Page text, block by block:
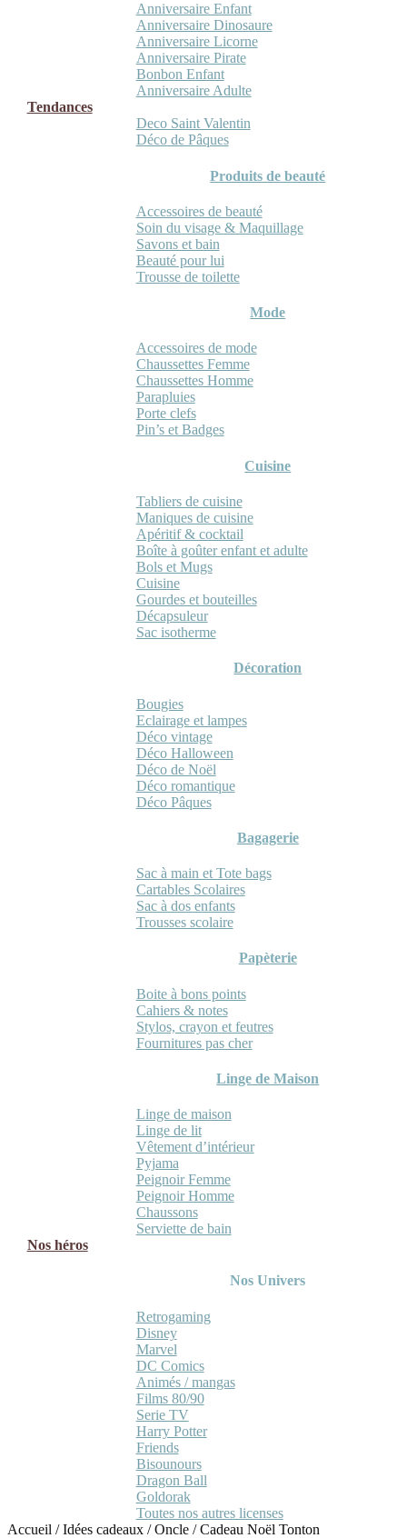
Anniversaire Enfant
Anniversaire Dinosaure
Anniversaire Licorne
Anniversaire Pirate
Bonbon Enfant
Anniversaire Adulte
Tendances
Deco Saint Valentin
Déco de Pâques
Produits de beauté
Accessoires de beauté
Soin du visage & Maquillage
Savons et bain
Beauté pour lui
Trousse de toilette
Mode
Accessoires de mode
Chaussettes Femme
Chaussettes Homme
Parapluies
Porte clefs
Pin’s et Badges
Cuisine
Tabliers de cuisine
Maniques de cuisine
Apéritif & cocktail
Boîte à goûter enfant et adulte
Bols et Mugs
Cuisine
Gourdes et bouteilles
Décapsuleur
Sac isotherme
Décoration
Bougies
Eclairage et lampes
Déco vintage
Déco Halloween
Déco de Noël
Déco romantique
Déco Pâques
Bagagerie
Sac à main et Tote bags
Cartables Scolaires
Sac à dos enfants
Trousses scolaire
Papèterie
Boite à bons points
Cahiers & notes
Stylos, crayon et feutres
Fournitures pas cher
Linge de Maison
Linge de maison
Linge de lit
Vêtement d’intérieur
Pyjama
Peignoir Femme
Peignoir Homme
Chaussons
Serviette de bain
Nos héros
Nos Univers
Retrogaming
Disney
Marvel
DC Comics
Animés / mangas
Films 80/90
Serie TV
Harry Potter
Friends
Bisounours
Dragon Ball
Goldorak
Toutes nos autres licenses
Accueil /Idées cadeaux /Oncle /Cadeau Noël Tonton